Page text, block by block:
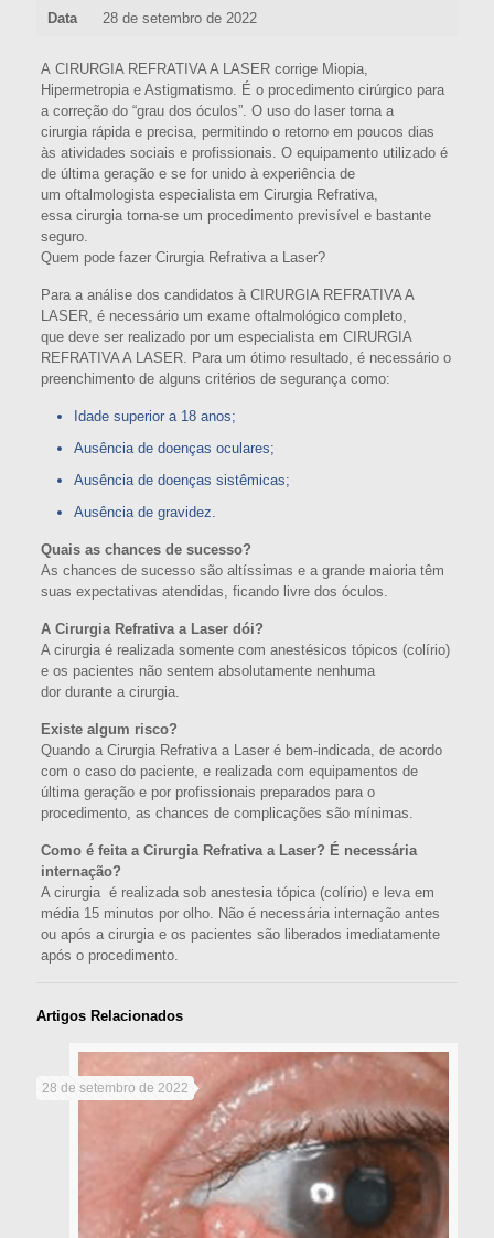
Data 28 de setembro de 2022
A CIRURGIA REFRATIVA A LASER corrige Miopia,
Hipermetropia e Astigmatismo. É o procedimento cirúrgico para
a correção do “grau dos óculos”. O uso do laser torna a
cirurgia rápida e precisa, permitindo o retorno em poucos dias
às atividades sociais e profissionais. O equipamento utilizado é
de última geração e se for unido à experiência de
um oftalmologista especialista em Cirurgia Refrativa,
essa cirurgia torna-se um procedimento previsível e bastante
seguro.
Quem pode fazer Cirurgia Refrativa a Laser?
Para a análise dos candidatos à CIRURGIA REFRATIVA A
LASER, é necessário um exame oftalmológico completo,
que deve ser realizado por um especialista em CIRURGIA
REFRATIVA A LASER. Para um ótimo resultado, é necessário o
preenchimento de alguns critérios de segurança como:
Idade superior a 18 anos;
Ausência de doenças oculares;
Ausência de doenças sistêmicas;
Ausência de gravidez.
Quais as chances de sucesso?
As chances de sucesso são altíssimas e a grande maioria têm
suas expectativas atendidas, ficando livre dos óculos.
A Cirurgia Refrativa a Laser dói?
A cirurgia é realizada somente com anestésicos tópicos (colírio)
e os pacientes não sentem absolutamente nenhuma
dor durante a cirurgia.
Existe algum risco?
Quando a Cirurgia Refrativa a Laser é bem-indicada, de acordo
com o caso do paciente, e realizada com equipamentos de
última geração e por profissionais preparados para o
procedimento, as chances de complicações são mínimas.
Como é feita a Cirurgia Refrativa a Laser? É necessária
internação?
A cirurgia é realizada sob anestesia tópica (colírio) e leva em
média 15 minutos por olho. Não é necessária internação antes
ou após a cirurgia e os pacientes são liberados imediatamente
após o procedimento.
Artigos Relacionados
28 de setembro de 2022